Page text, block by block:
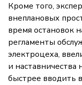
Кроме того,
внеплановых
время остановок
регламенты
электроцеха,
и наставничества
быстрее вводить